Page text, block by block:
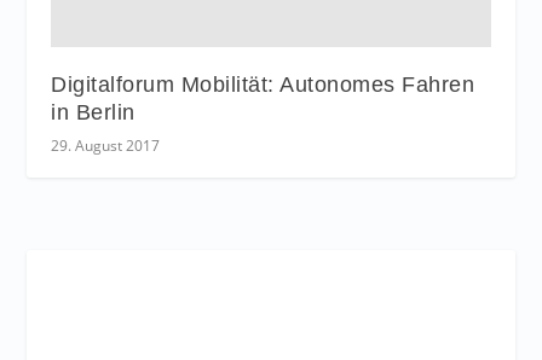
Digitalforum Mobilität: Autonomes Fahren
in Berlin
29. August 2017